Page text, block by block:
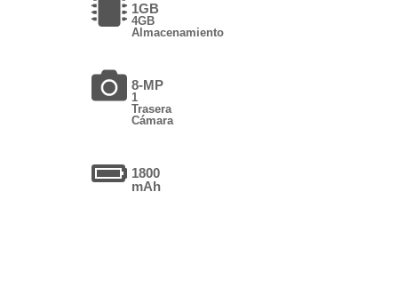
1GB
4GB
Almacenamiento
8-MP
1
Trasera
Cámara
1800
mAh